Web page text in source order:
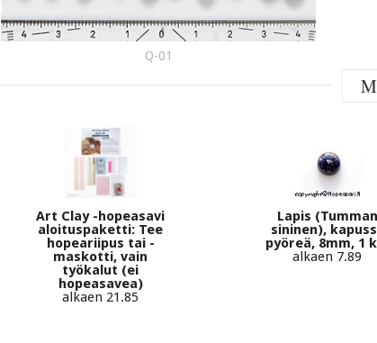
Q-01
Art Clay -hopeasavi
aloituspaketti: Tee
hopeariipus tai -
maskotti, vain
työkalut (ei
hopeasavea)
alkaen 21.85
Lapis (Tumman
sininen),
pyöreä, 8mm, 1
alkaen 7.89